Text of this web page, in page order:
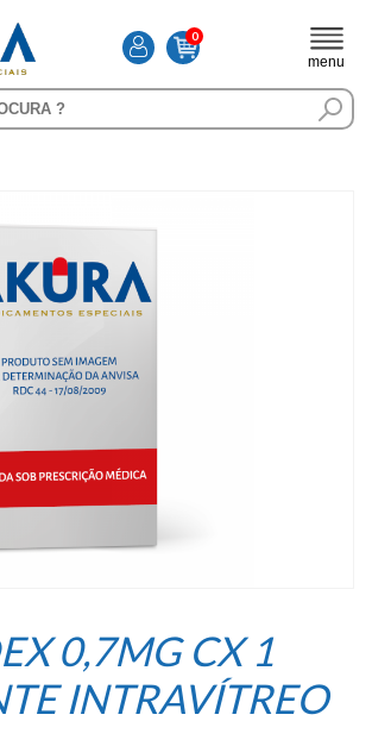
0
menu
0,7MG CX 1
INTRAVÍTREO